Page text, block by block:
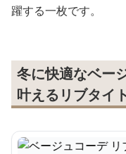
躍する一枚です。
冬に快適なベー
叶えるリブタイ